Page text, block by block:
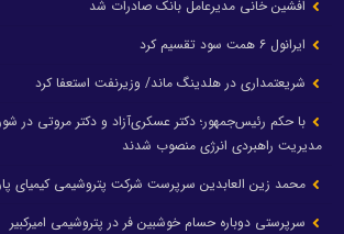
افشین خانی مدیرعامل بانک صادرات شد
ایرانول ۶ همت سود تقسیم کرد
شریعتمداری در هلدینگ ماند/ وزیرنفت استعفا کرد
با حکم رئیس‌جمهور؛ دکتر عسکری‌آزاد و دکتر مروتی در
مدیریت راهبردی انرژی منصوب شدند
محمد زین العابدین سرپرست شرکت پتروشیمی کیمیای
سرپرستی دوباره حسام خوشبین فر در پتروشیمی امیرکبیر